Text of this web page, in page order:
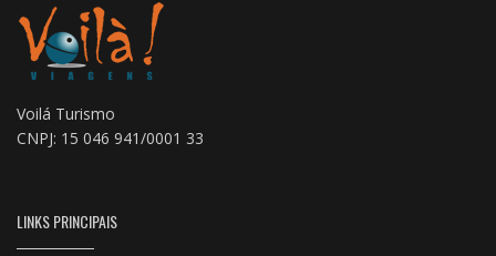
Voilá Turismo
CNPJ: 15 046 941/0001 33
LINKS PRINCIPAIS